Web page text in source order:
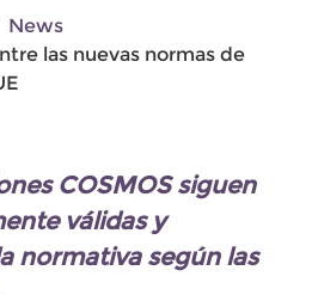
News
las nuevas normas de
COSMOS siguen
válidas y
normativa según las